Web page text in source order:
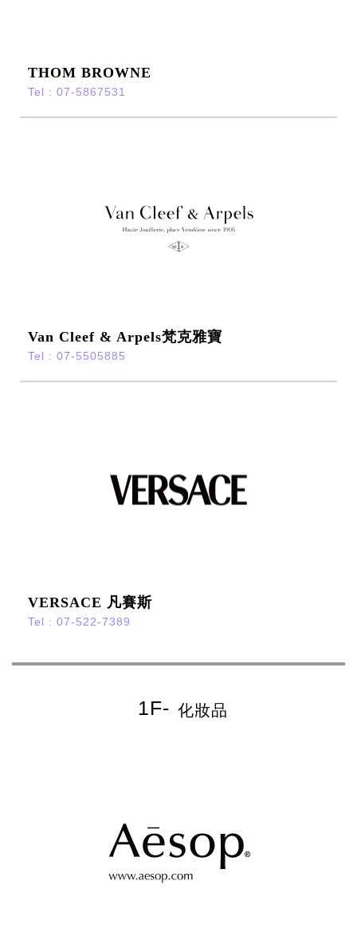
THOM BROWNE
Tel : 07-5867531
Van Cleef & Arpels梵克雅寶
Tel : 07-5505885
VERSACE 凡賽斯
Tel : 07-522-7389
化妝品